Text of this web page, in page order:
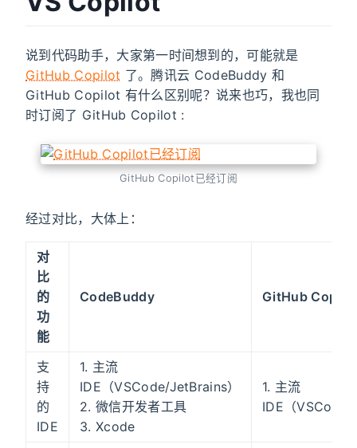
说到代码助手，大家第一时间想到的，可能就是
GitHub Copilot 了。腾讯云 CodeBuddy 和
GitHub Copilot 有什么区别呢？说来也巧，我也同
时订阅了 GitHub Copilot :
GitHub Copilot已经订阅
经过对比，大体上：
对
比
的
功
能
CodeBuddy GitHub Copilot
支
持
的
IDE
1. 主流
IDE（VSCode/JetBrains）
2. 微信开发者工具
3. Xcode
1. 主流
IDE（